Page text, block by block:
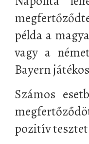
példa a
vagy a
Bayern
Számos
pozitív